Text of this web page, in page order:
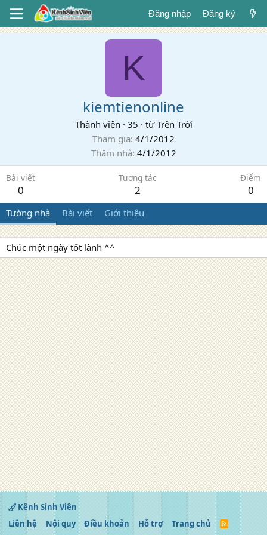
Đăng nhập Đăng ký
K
kiemtienonline
Thành viên · 35 · từTrên Trời
Tham gia 4/1/2012
Thăm nhà 4/1/2012
Bài viết
0
Tương tác
2
Điểm
0
Tường nhà Bài viết Giới thiệu
Chúc một ngày tốt lành ^^
Kênh Sinh Viên
Liên hệ
Nội quy Điều khoản Hỗ trợ Trang chủ
R